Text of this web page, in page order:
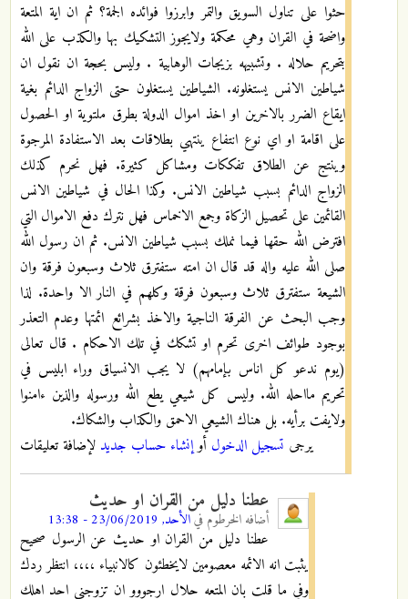
حثوا على تناول السويق والتمر وابرزوا فوائده الجمة؟ ثم ان اية المتعة
واضحة في القران وهي محكمة ولايجوز التشكيك بها والكذب على الله
بتحريم حلاله . وتشبيهه بزيجات الوهابية . وليس بحجة ان نقول ان
شياطين الانس يستغلونه. الشياطين يستغلون حتى الزواج الدائم بغية
ايقاع الضرر بالاخرين او اخذ اموال الدولة بطرق ملتوية او الحصول
على اقامة او اي نوع انتفاع ينتهي بطلاقات بعد الاستفادة المرجوة
وينتج عن الطلاق تفككات ومشاكل كثيرة. فهل نحرم كذلك
الزواج الدائم بسبب شياطين الانس. وكذا الحال في شياطين الانس
القائمين على تحصيل الزكاة وجمع الاخماس فهل نترك دفع الاموال التي
افترض الله حقها فيما نملك بسبب شياطين الانس. ثم ان رسول الله
صلى الله عليه واله قد قال ان امته ستفترق ثلاث وسبعون فرقة وان
الشيعة ستفترق ثلاث وسبعون فرقة وكلهم في النار الا واحدة. لذا
وجب البحث عن الفرقة الناجية والاخذ بشرائع ائمتها وعدم التعذر
بوجود طوائف اخرى تحرم او تشكك في تلك الاحكام . قال تعالى
(يوم ندعو كل اناس بإمامهم) لا يجب الانسياق وراء ابليس في
تحريم مااحله الله. وليس كل شيعي يطع الله ورسوله والذين ءامنوا
ولايفت برأيه. بل هناك الشيعي الاحمق والكذاب والشكاك.
يرجى تسجيل الدخول أوإنشاء حساب جديد لإضافة تعليقات
عطنا دليل من القران او حديث
أضافه الخرطوم فيالأحد, 23/06/2019 - 13:38
عطنا دليل من القران او حديث عن الرسول صحيح
يثبت انه الائمه معصومين لايخطئون كالانبياء ،،،، انتظر ردك
وفي ما قلت بان المتعه حلال ارجووو ان تزوجني احد اهلك